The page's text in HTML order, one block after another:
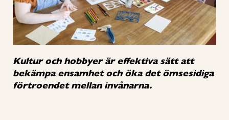
Kultur och hobbyer är effektiva sätt att
bekämpa ensamhet och öka det ömsesidiga
förtroendet mellan invånarna.